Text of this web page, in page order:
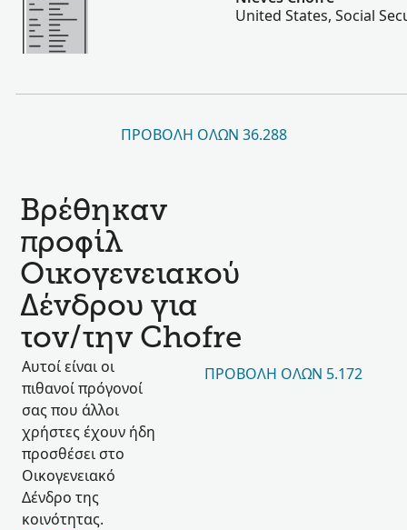
United States, Social
ΠΡΟΒΟΛΉ ΌΛΩΝ 36.288
Βρέθηκαν
προφίλ
Οικογενειακού
Δένδρου για
τον/την Chofre
Αυτοί είναι οι
πιθανοί πρόγονοί
σας που άλλοι
χρήστες έχουν ήδη
προσθέσει στο
Οικογενειακό
Δένδρο της
κοινότητας.
ΠΡΟΒΟΛΉ ΌΛΩΝ 5.172